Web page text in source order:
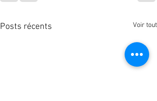
Posts récents Voir tout